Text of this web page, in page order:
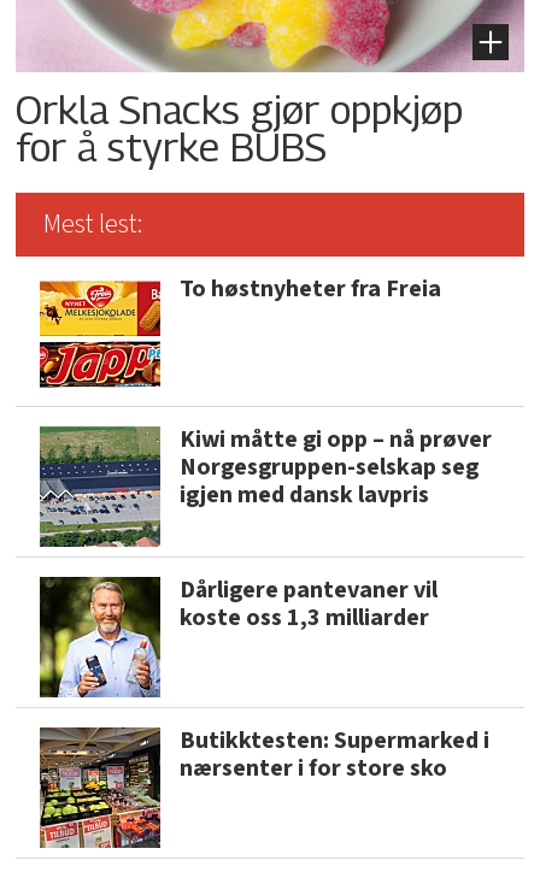
Orkla Snacks gjør oppkjøp
for å styrke BUBS
Mest lest:
To høstnyheter fra Freia
Kiwi måtte gi opp – nå prøver
Norgesgruppen-selskap seg
igjen med dansk lavpris
Dårligere pantevaner vil
koste oss 1,3 milliarder
Butikktesten: Supermarked i
nærsenter i for store sko